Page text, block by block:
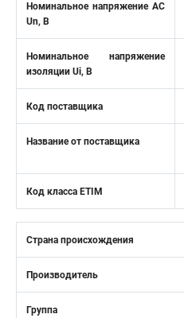
Номинальное напряжение АС
Un, В
Номинальное напряжение
изоляции Ui, В
Код поставщика
Название от поставщика
Код класса ETIM
Страна происхождения
Производитель
Группа